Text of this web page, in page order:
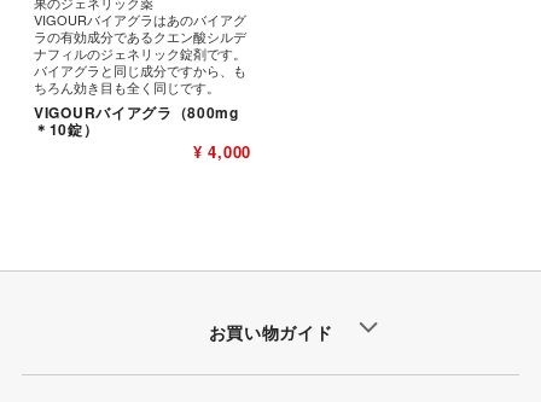
VIGOURバイアグラはあのバイアグ
ラの有効成分であるクエン酸シルデ
ナフィルのジェネリック錠剤です。
バイアグラと同じ成分ですから、も
ちろん効き目も全く同じです。
VIGOURバイアグラ（800mg
＊10錠）
¥ 4,000
お買い物ガイド